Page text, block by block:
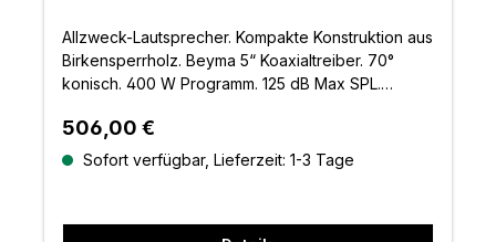
Allzweck-Lautsprecher. Kompakte Konstruktion aus
Birkensperrholz. Beyma 5“ Koaxialtreiber. 70°
konisch. 400 W Programm. 125 dB Max SPL.
Lackierung. Inklusive Halterung
Regulärer Preis:
506,00 €
Sofort verfügbar, Lieferzeit: 1-3 Tage